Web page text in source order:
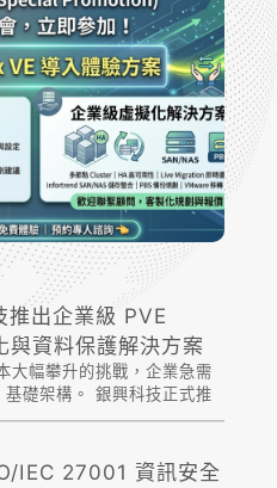
推出企業級 PVE
資料保護解決方案
大幅攀升的挑戰，企業急需
礎架構。 銀興科技正式推
虛擬化與資料保護解決方
協助企業無痛轉型！ Prox...
IEC 27001 資訊安全